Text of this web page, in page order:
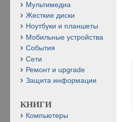
Мультимедиа
Жесткие диски
Ноутбуки и планшеты
Мобильные устройства
События
Сети
Ремонт и upgrade
Защита информации
КНИГИ
Компьютеры